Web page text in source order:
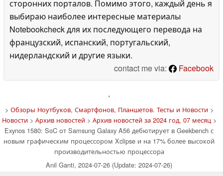
сторонних порталов. Помимо этого, каждый день я
выбираю наиболее интересные материалы
Notebookcheck для их последующего перевода на
французский, испанский, португальский,
нидерландский и другие языки.
contact me via:
Facebook
'
> Обзоры Ноутбуков, Смартфонов, Планшетов. Тесты и Новости>
Новости> Архив новостей> Архив новостей за 2024 год, 07 месяц >
Exynos 1580: SoC от Samsung Galaxy A56 дебютирует в Geekbench с
новым графическим процессором Xclipse и на 17% более высокой
производительностью процессора
Anil Ganti, 2024-07-26 (Update: 2024-07-26)